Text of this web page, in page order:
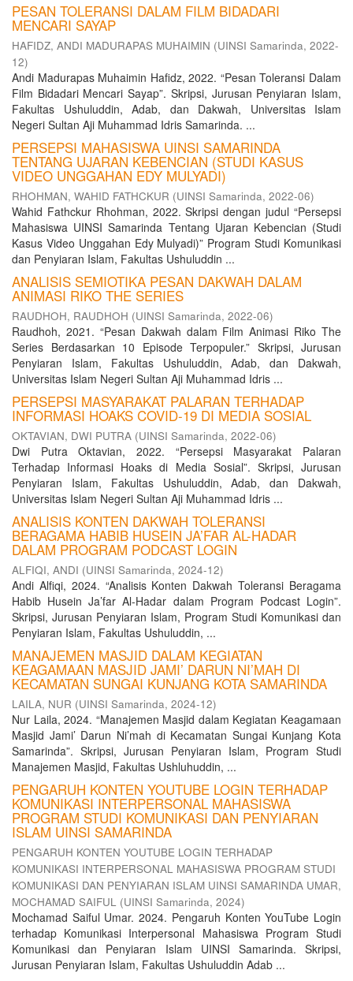
PESAN TOLERANSI DALAM FILM BIDADARI
MENCARI SAYAP
HAFIDZ, ANDI MADURAPAS MUHAIMIN (UINSI Samarinda, 2022-
12)
Andi Madurapas Muhaimin Hafidz, 2022. “Pesan Toleransi Dalam
Film Bidadari Mencari Sayap”. Skripsi, Jurusan Penyiaran Islam,
Fakultas Ushuluddin, Adab, dan Dakwah, Universitas Islam
Negeri Sultan Aji Muhammad Idris Samarinda. ...
PERSEPSI MAHASISWA UINSI SAMARINDA
TENTANG UJARAN KEBENCIAN (STUDI KASUS
VIDEO UNGGAHAN EDY MULYADI)
RHOHMAN, WAHID FATHCKUR (UINSI Samarinda, 2022-06)
Wahid Fathckur Rhohman, 2022. Skripsi dengan judul “Persepsi
Mahasiswa UINSI Samarinda Tentang Ujaran Kebencian (Studi
Kasus Video Unggahan Edy Mulyadi)” Program Studi Komunikasi
dan Penyiaran Islam, Fakultas Ushuluddin ...
ANALISIS SEMIOTIKA PESAN DAKWAH DALAM
ANIMASI RIKO THE SERIES
RAUDHOH, RAUDHOH (UINSI Samarinda, 2022-06)
Raudhoh, 2021. “Pesan Dakwah dalam Film Animasi Riko The
Series Berdasarkan 10 Episode Terpopuler.” Skripsi, Jurusan
Penyiaran Islam, Fakultas Ushuluddin, Adab, dan Dakwah,
Universitas Islam Negeri Sultan Aji Muhammad Idris ...
PERSEPSI MASYARAKAT PALARAN TERHADAP
INFORMASI HOAKS COVID-19 DI MEDIA SOSIAL
OKTAVIAN, DWI PUTRA (UINSI Samarinda, 2022-06)
Dwi Putra Oktavian, 2022. “Persepsi Masyarakat Palaran
Terhadap Informasi Hoaks di Media Sosial”. Skripsi, Jurusan
Penyiaran Islam, Fakultas Ushuluddin, Adab, dan Dakwah,
Universitas Islam Negeri Sultan Aji Muhammad Idris ...
ANALISIS KONTEN DAKWAH TOLERANSI
BERAGAMA HABIB HUSEIN JA’FAR AL-HADAR
DALAM PROGRAM PODCAST LOGIN
ALFIQI, ANDI (UINSI Samarinda, 2024-12)
Andi Alfiqi, 2024. “Analisis Konten Dakwah Toleransi Beragama
Habib Husein Ja’far Al-Hadar dalam Program Podcast Login”.
Skripsi, Jurusan Penyiaran Islam, Program Studi Komunikasi dan
Penyiaran Islam, Fakultas Ushuluddin, ...
MANAJEMEN MASJID DALAM KEGIATAN
KEAGAMAAN MASJID JAMI’ DARUN NI’MAH DI
KECAMATAN SUNGAI KUNJANG KOTA SAMARINDA
LAILA, NUR (UINSI Samarinda, 2024-12)
Nur Laila, 2024. “Manajemen Masjid dalam Kegiatan Keagamaan
Masjid Jami’ Darun Ni’mah di Kecamatan Sungai Kunjang Kota
Samarinda”. Skripsi, Jurusan Penyiaran Islam, Program Studi
Manajemen Masjid, Fakultas Ushluhuddin, ...
PENGARUH KONTEN YOUTUBE LOGIN TERHADAP
KOMUNIKASI INTERPERSONAL MAHASISWA
PROGRAM STUDI KOMUNIKASI DAN PENYIARAN
ISLAM UINSI SAMARINDA
PENGARUH KONTEN YOUTUBE LOGIN TERHADAP
KOMUNIKASI INTERPERSONAL MAHASISWA PROGRAM STUDI
KOMUNIKASI DAN PENYIARAN ISLAM UINSI SAMARINDA UMAR,
MOCHAMAD SAIFUL (UINSI Samarinda, 2024)
Mochamad Saiful Umar. 2024. Pengaruh Konten YouTube Login
terhadap Komunikasi Interpersonal Mahasiswa Program Studi
Komunikasi dan Penyiaran Islam UINSI Samarinda. Skripsi,
Jurusan Penyiaran Islam, Fakultas Ushuluddin Adab ...